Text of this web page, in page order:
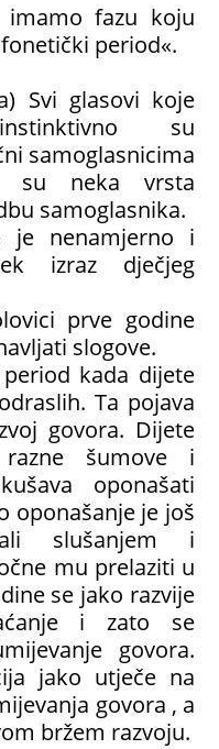
fazu koju
period«.
Svi glasovi koje
su
samoglasnicima
su neka vrsta
samoglasnika.
je nenamjerno i
izraz dječjeg
prve godine
slogove.
period kada dijete
Ta pojava
govora. Dijete
šumove i
oponašati
oponašanje je još
slušanjem i
mu prelaziti u
se jako razvije
i zato se
govora.
jako utječe na
govora , a
bržem razvoju.